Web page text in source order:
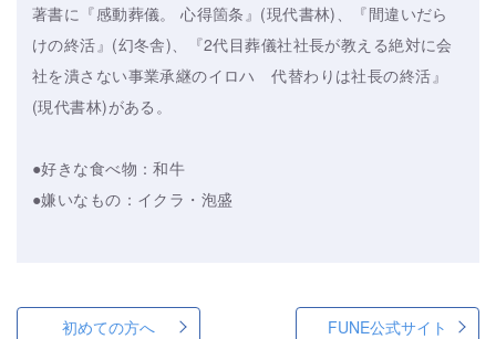
初めての方へ FUNE公式サイト
著書に『感動葬儀。 心得箇条』(現代書林)、『間違いだら
けの終活』(幻冬舎)、『2代目葬儀社社長が教える絶対に会
社を潰さない事業承継のイロハ 代替わりは社長の終活』
(現代書林)がある。
●好きな食べ物：和牛
●嫌いなもの：イクラ・泡盛